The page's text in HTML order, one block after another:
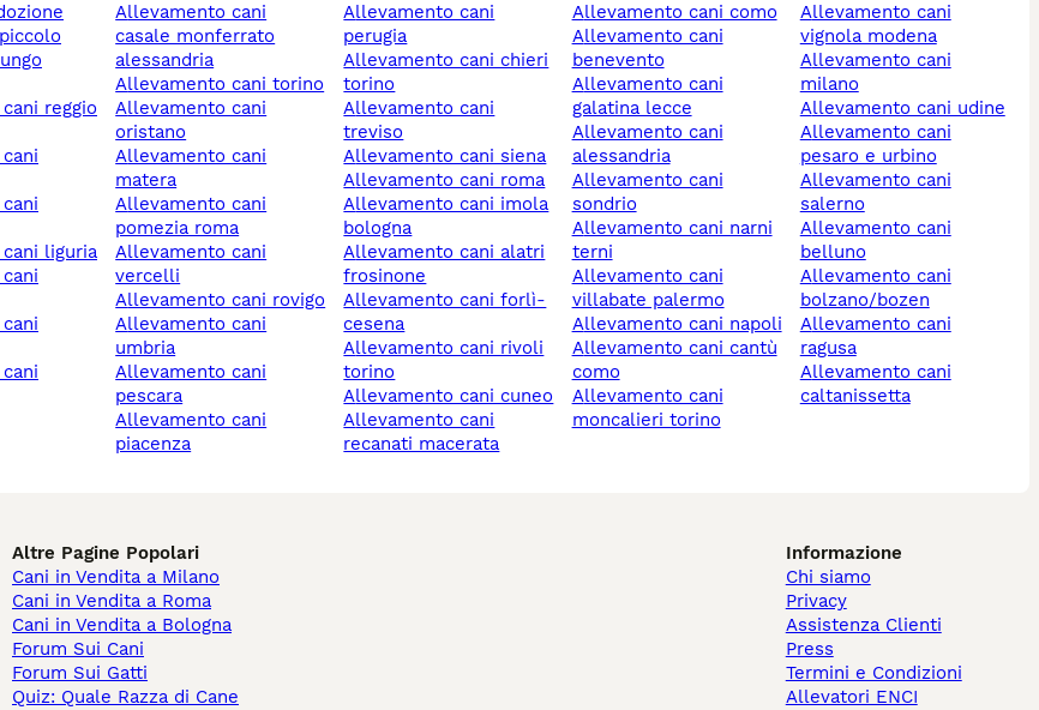
cani liguria
allevamento cani
casale monferrato
alessandria
allevamento cani torino
allevamento cani
oristano
allevamento cani
matera
allevamento cani
pomezia roma
allevamento cani
vercelli
allevamento cani rovigo
allevamento cani
umbria
allevamento cani
pescara
allevamento cani
piacenza
allevamento cani
perugia
allevamento cani chieri
torino
allevamento cani
treviso
allevamento cani siena
allevamento cani roma
allevamento cani imola
bologna
allevamento cani alatri
frosinone
allevamento cani forlì-
cesena
allevamento cani rivoli
torino
allevamento cani cuneo
allevamento cani
recanati macerata
allevamento cani como
allevamento cani
benevento
allevamento cani
galatina lecce
allevamento cani
alessandria
allevamento cani
sondrio
allevamento cani narni
terni
allevamento cani
villabate palermo
allevamento cani napoli
allevamento cani cantù
como
allevamento cani
moncalieri torino
allevamento cani
vignola modena
allevamento cani
milano
allevamento cani udine
allevamento cani
pesaro e urbino
allevamento cani
salerno
allevamento cani
belluno
allevamento cani
bolzano/bozen
allevamento cani
ragusa
allevamento cani
caltanissetta
Altre Pagine Popolari
Cani in Vendita a Milano
Cani in Vendita a Roma
Cani in Vendita a Bologna
Forum Sui Cani
Forum Sui Gatti
Quiz: Quale Razza di Cane
Informazione
Chi siamo
Privacy
Assistenza Clienti
Press
Termini e Condizioni
Allevatori ENCI